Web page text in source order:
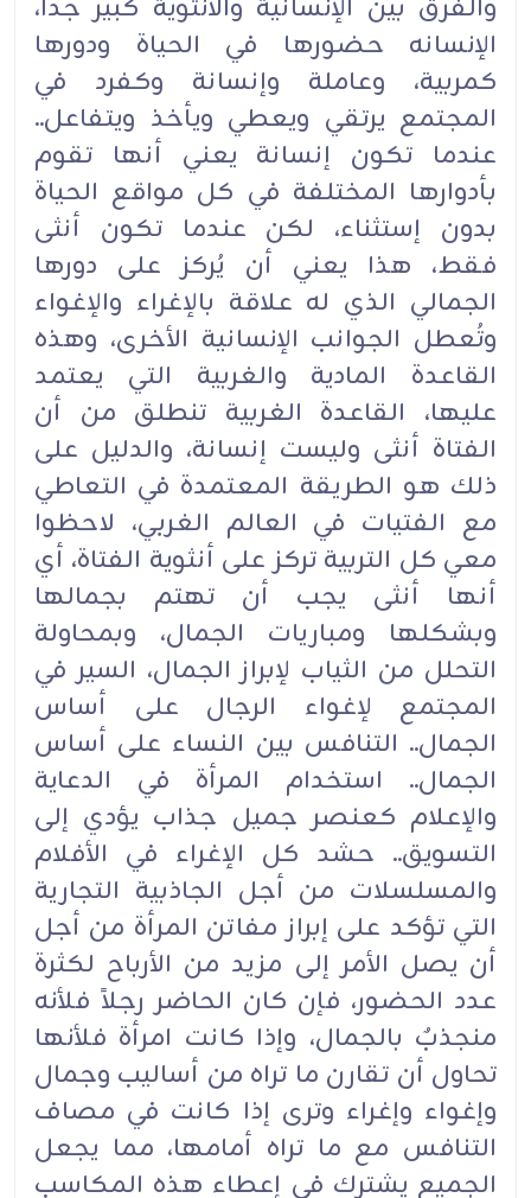
والفرق بين الإنسانية والأنثوية كبير جداً،
الإنسانه حضورها في الحياة ودورها
كمربية، وعاملة وإنسانة وكفرد في
المجتمع يرتقي ويعطي ويأخذ ويتفاعل..
عندما تكون إنسانة يعني أنها تقوم
بأدوارها المختلفة في كل مواقع الحياة
بدون إستثناء، لكن عندما تكون أنثى
فقط، هذا يعني أن يُركز على دورها
الجمالي الذي له علاقة بالإغراء والإغواء
وتُعطل الجوانب الإنسانية الأخرى، وهذه
القاعدة المادية والغربية التي يعتمد
عليها، القاعدة الغربية تنطلق من أن
الفتاة أنثى وليست إنسانة، والدليل على
ذلك هو الطريقة المعتمدة في التعاطي
مع الفتيات في العالم الغربي، لاحظوا
معي كل التربية تركز على أنثوية الفتاة، أي
أنها أنثى يجب أن تهتم بجمالها
وبشكلها ومباريات الجمال، وبمحاولة
التحلل من الثياب لإبراز الجمال، السير في
المجتمع لإغواء الرجال على أساس
الجمال.. التنافس بين النساء على أساس
الجمال.. استخدام المرأة في الدعاية
والإعلام كعنصر جميل جذاب يؤدي إلى
التسويق.. حشد كل الإغراء في الأفلام
والمسلسلات من أجل الجاذبية التجارية
التي تؤكد على إبراز مفاتن المرأة من أجل
أن يصل الأمر إلى مزيد من الأرباح لكثرة
عدد الحضور، فإن كان الحاضر رجلاً فلأنه
منجذبٌ بالجمال، وإذا كانت امرأة فلأنها
تحاول أن تقارن ما تراه من أساليب وجمال
وإغواء وإغراء وترى إذا كانت في مصاف
التنافس مع ما تراه أمامها، مما يجعل
الجميع يشترك في إعطاء هذه المكاسب